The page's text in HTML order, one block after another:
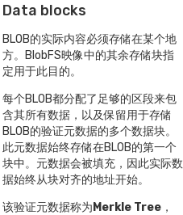
Data blocks
BLOB的实际内容必须存储在某个地
方。BlobFS映像中的其余存储块指
定用于此目的。
每个BLOB都分配了足够的区段来包
含其所有数据，以及保留用于存储
BLOB的验证元数据的多个数据块。
此元数据始终存储在BLOB的第一个
块中。元数据会被填充，因此实际数
据始终从块对齐的地址开始。
该验证元数据称为 Merkle Tree ，